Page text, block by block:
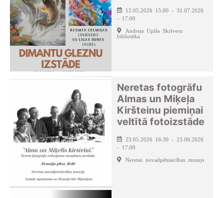
12.05.2026 15:00 - 31.07.2026
- 17:00
Andreja Upīša Skrīveru
bibliotēka
Neretas fotogrāfu
Almas un Miķeļa
Kiršteinu piemiņai
veltītā fotoizstāde
23.05.2026 16:30 - 23.06.2026
- 17:00
Neretas novadpētniecības muzejs